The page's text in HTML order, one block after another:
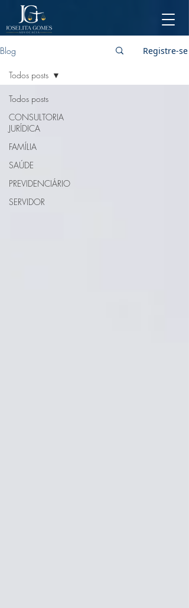
Blog Registre-se
Todos posts
CONSULTORIA
JURÍDICA
FAMÍLIA
SAÚDE
PREVIDENCIÁRIO
SERVIDOR
Todos posts